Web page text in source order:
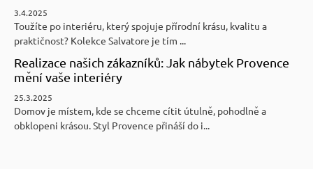
3.4.2025
Toužíte po interiéru, který spojuje přírodní krásu, kvalitu a
praktičnost? Kolekce Salvatore je tím ...
Realizace našich zákazníků: Jak nábytek Provence
mění vaše interiéry
25.3.2025
Domov je místem, kde se chceme cítit útulně, pohodlně a
obklopeni krásou. Styl Provence přináší do i...